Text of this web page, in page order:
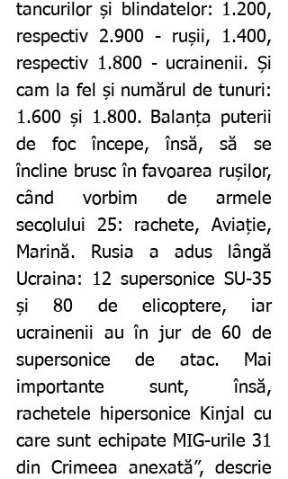
tancurilor și blindatelor: 1.200,
respectiv 2.900 - rușii, 1.400,
respectiv 1.800 - ucrainenii. Și
cam la fel și numărul de tunuri:
1.600 și 1.800. Balanța puterii
de foc începe, însă, să se
încline brusc în favoarea rușilor,
când vorbim de armele
secolului 25: rachete, Aviație,
Marină. Rusia a adus lângă
Ucraina: 12 supersonice SU-35
și 80 de elicoptere, iar
ucrainenii au în jur de 60 de
supersonice de atac. Mai
importante sunt, însă,
rachetele hipersonice Kinjal cu
care sunt echipate MIG-urile 31
din Crimeea anexată”, descrie